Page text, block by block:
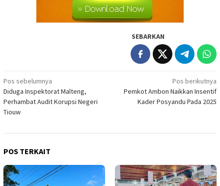
SEBARKAN
Navigasi
pos
Pos sebelumnya
Diduga Inspektorat Malteng,
Perhambat Audit Korupsi Negeri
Tiouw
Pos berikutnya
Pemkot Ambon Naikkan Insentif
Kader Posyandu Pada 2025
POS TERKAIT